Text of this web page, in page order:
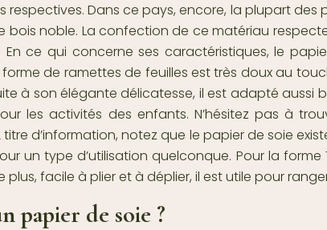
Dans ce pays, encore, la plupart
noble. La confection de ce matériau
ce qui concerne ses caractéristiques, le
de ramettes de feuilles est très doux au
à son élégante délicatesse, il est adapté aussi
les activités des enfants. N’hésitez pas à
d’information, notez que le papier de soie
un type d’utilisation quelconque. Pour la
facile à plier et à déplier, il est utile pour
papier de soie ?